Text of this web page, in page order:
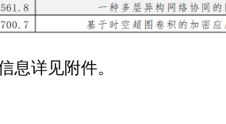
息详见附件。